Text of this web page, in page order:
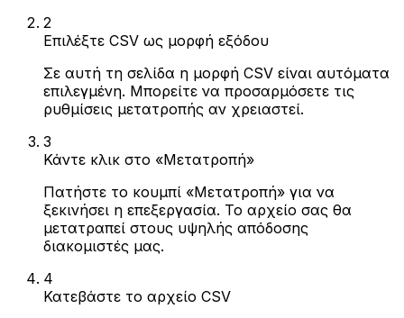
2
Επιλέξτε CSV ως μορφή εξόδου
Σε αυτή τη σελίδα η μορφή CSV είναι αυτόματα
επιλεγμένη. Μπορείτε να προσαρμόσετε τις
ρυθμίσεις μετατροπής αν χρειαστεί.
3
Κάντε κλικ στο «Μετατροπή»
Πατήστε το κουμπί «Μετατροπή» για να
ξεκινήσει η επεξεργασία. Το αρχείο σας θα
μετατραπεί στους υψηλής απόδοσης
διακομιστές μας.
4
Κατεβάστε το αρχείο CSV